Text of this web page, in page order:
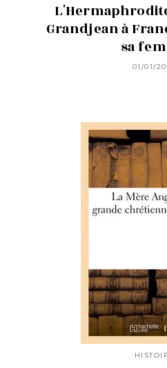
Grandjean à
sa
01/01/